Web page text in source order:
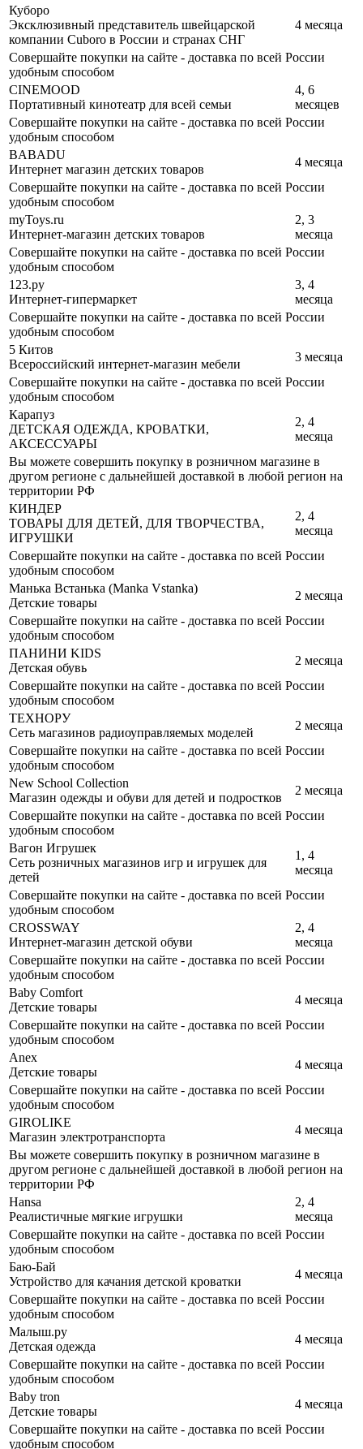
Куборо
Эксклюзивный представитель швейцарской
компании Cuboro в России и странах СНГ
4 месяца
Совершайте покупки на сайте - доставка по всей России
удобным способом
CINEMOOD
Портативный кинотеатр для всей семьи
4, 6
месяцев
Совершайте покупки на сайте - доставка по всей России
удобным способом
BABADU
Интернет магазин детских товаров
4 месяца
Совершайте покупки на сайте - доставка по всей России
удобным способом
myToys.ru
Интернет-магазин детских товаров
2, 3
месяца
Совершайте покупки на сайте - доставка по всей России
удобным способом
123.ру
Интернет-гипермаркет
3, 4
месяца
Совершайте покупки на сайте - доставка по всей России
удобным способом
5 Китов
Всероссийский интернет-магазин мебели
3 месяца
Совершайте покупки на сайте - доставка по всей России
удобным способом
Карапуз
ДЕТСКАЯ ОДЕЖДА, КРОВАТКИ,
АКСЕССУАРЫ
2, 4
месяца
Вы можете совершить покупку в розничном магазине в
другом регионе с дальнейшей доставкой в любой регион на
территории РФ
КИНДЕР
ТОВАРЫ ДЛЯ ДЕТЕЙ, ДЛЯ ТВОРЧЕСТВА,
ИГРУШКИ
2, 4
месяца
Совершайте покупки на сайте - доставка по всей России
удобным способом
Манька Встанька (Manka Vstanka)
Детские товары
2 месяца
Совершайте покупки на сайте - доставка по всей России
удобным способом
ПАНИНИ KIDS
Детская обувь
2 месяца
Совершайте покупки на сайте - доставка по всей России
удобным способом
ТЕХНОРУ
Сеть магазинов радиоуправляемых моделей
2 месяца
Совершайте покупки на сайте - доставка по всей России
удобным способом
New School Collection
Магазин одежды и обуви для детей и подростков
2 месяца
Совершайте покупки на сайте - доставка по всей России
удобным способом
Вагон Игрушек
Сеть розничных магазинов игр и игрушек для
детей
1, 4
месяца
Совершайте покупки на сайте - доставка по всей России
удобным способом
CROSSWAY
Интернет-магазин детской обуви
2, 4
месяца
Совершайте покупки на сайте - доставка по всей России
удобным способом
Baby Comfort
Детские товары
4 месяца
Совершайте покупки на сайте - доставка по всей России
удобным способом
Anex
Детские товары
4 месяца
Совершайте покупки на сайте - доставка по всей России
удобным способом
GIROLIKE
Магазин электротранспорта
4 месяца
Вы можете совершить покупку в розничном магазине в
другом регионе с дальнейшей доставкой в любой регион на
территории РФ
Hansa
Реалистичные мягкие игрушки
2, 4
месяца
Совершайте покупки на сайте - доставка по всей России
удобным способом
Баю-Бай
Устройство для качания детской кроватки
4 месяца
Совершайте покупки на сайте - доставка по всей России
удобным способом
Малыш.ру
Детская одежда
4 месяца
Совершайте покупки на сайте - доставка по всей России
удобным способом
Baby tron
Детские товары
4 месяца
Совершайте покупки на сайте - доставка по всей России
удобным способом